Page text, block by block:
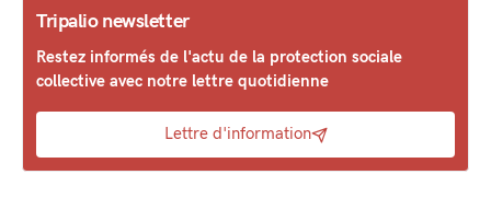
Tripalio newsletter
Restez informés de l'actu de la protection sociale
collective avec notre lettre quotidienne
Lettre d'information